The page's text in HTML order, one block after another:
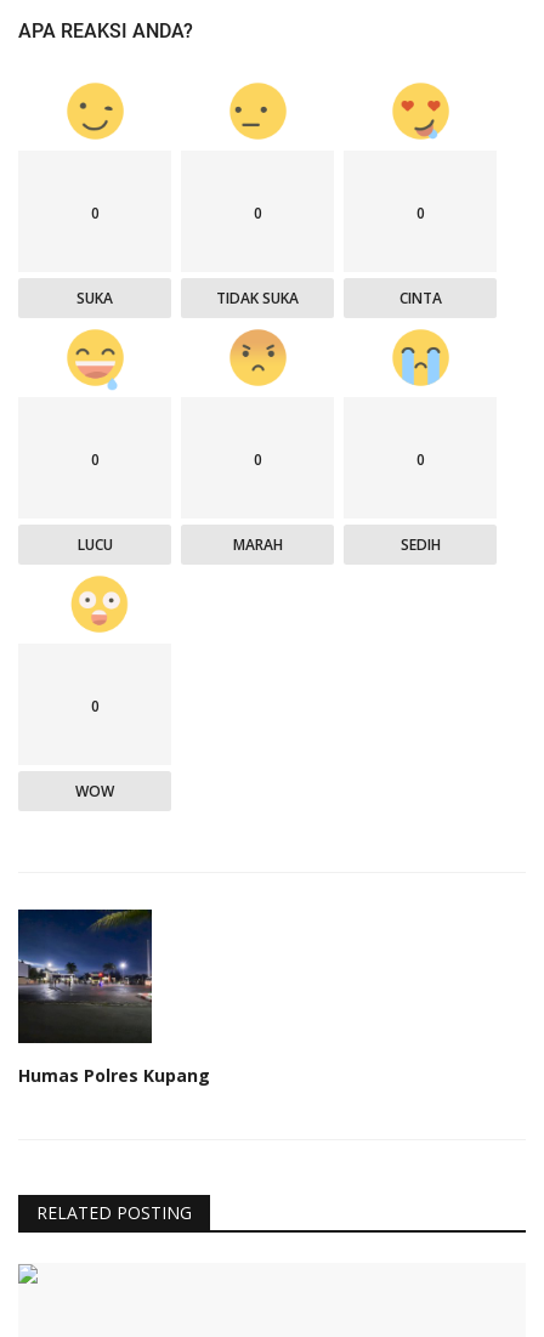
APA REAKSI ANDA?
0
SUKA
0
TIDAK SUKA
0
CINTA
0
LUCU
0
MARAH
0
SEDIH
0
WOW
Humas Polres Kupang
RELATED POSTING